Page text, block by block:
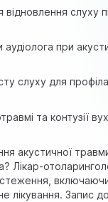
відновлення слуху
при
слуху для
та контузії
акустичної
Лікар-
лікування. Запис